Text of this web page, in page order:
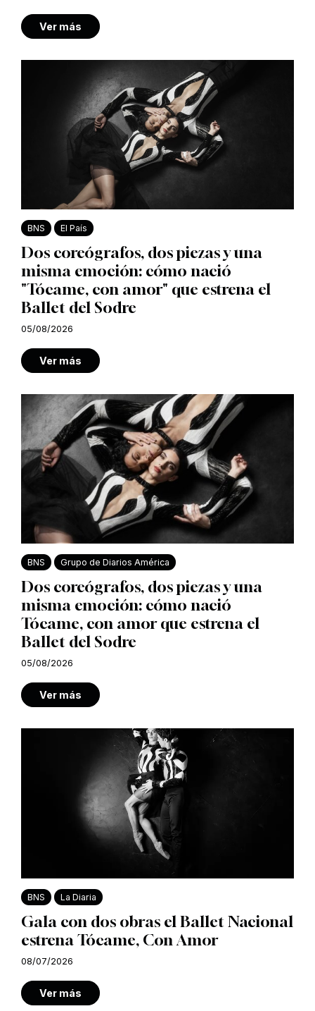
Ver más
BNS El País
Dos coreógrafos, dos piezas y una
misma emoción: cómo nació
"Tócame, con amor" que estrena el
Ballet del Sodre
05/08/2026
Ver más
BNS Grupo de Diarios América
Dos coreógrafos, dos piezas y una
misma emoción: cómo nació
Tócame, con amor que estrena el
Ballet del Sodre
05/08/2026
Ver más
BNS La Diaria
Gala con dos obras el Ballet Nacional
estrena Tócame, Con Amor
08/07/2026
Ver más